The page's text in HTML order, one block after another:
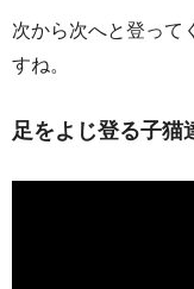
次から次へと登って
すね。
足をよじ登る子猫